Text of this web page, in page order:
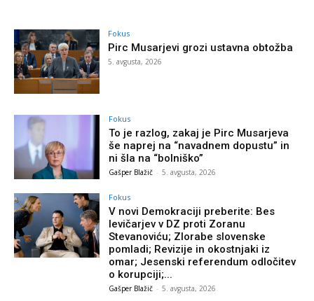
Fokus
Pirc Musarjevi grozi ustavna obtožba
5. avgusta, 2026
Fokus
To je razlog, zakaj je Pirc Musarjeva
še naprej na “navadnem dopustu” in
ni šla na “bolniško”
Gašper Blažič - 5. avgusta, 2026
Fokus
V novi Demokraciji preberite: Bes
levičarjev v DZ proti Zoranu
Stevanoviću; Zlorabe slovenske
pomladi; Revizije in okostnjaki iz
omar; Jesenski referendum odločitev
o korupciji;...
Gašper Blažič - 5. avgusta, 2026